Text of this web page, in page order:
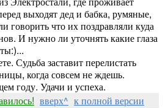
выходят дед и бабка, румяные,
что их поздравляли куда
И нужно ли уточнять какие глаза
Судьба заставит перелистать
когда совсем не ждешь.
году. Удачи и успеха.
вверх^ к полной версии